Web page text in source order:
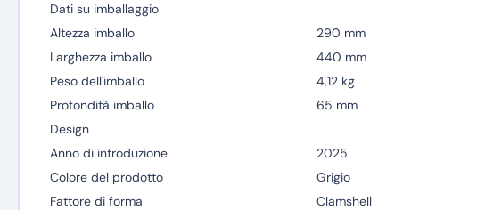
Dati su imballaggio
Altezza imballo
290 mm
Larghezza imballo
440 mm
Peso dell'imballo
4,12 kg
Profondità imballo
65 mm
Design
Anno di introduzione
2025
Colore del prodotto
Grigio
Fattore di forma
Clamshell